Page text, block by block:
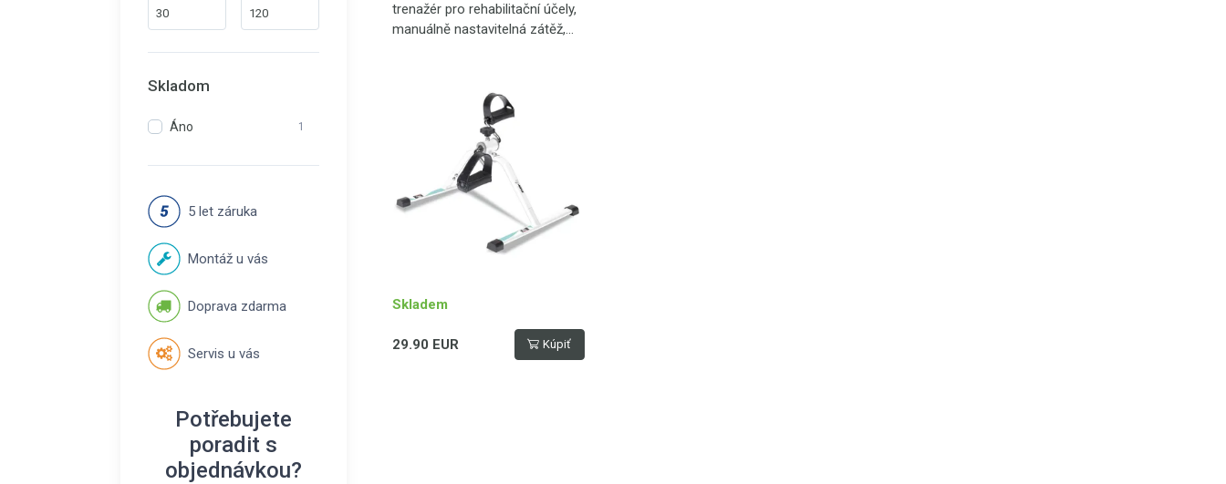
Skladom
Áno 1
5 let záruka
Montáž u vás
Doprava zdarma
Servis u vás
Potřebujete
poradit s
objednávkou?
trenažér pro rehabilitační účely,
manuálně nastavitelná zátěž,
Skladem
29.90 EUR Kúpiť